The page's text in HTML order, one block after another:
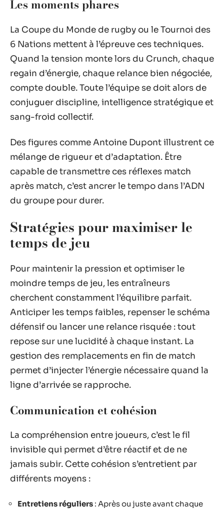
Les moments phares
La Coupe du Monde de rugby ou le Tournoi des
6 Nations mettent à l’épreuve ces techniques.
Quand la tension monte lors du Crunch, chaque
regain d’énergie, chaque relance bien négociée,
compte double. Toute l’équipe se doit alors de
conjuguer discipline, intelligence stratégique et
sang-froid collectif.
Des figures comme Antoine Dupont illustrent ce
mélange de rigueur et d’adaptation. Être
capable de transmettre ces réflexes match
après match, c’est ancrer le tempo dans l’ADN
du groupe pour durer.
Stratégies pour maximiser le
temps de jeu
Pour maintenir la pression et optimiser le
moindre temps de jeu, les entraîneurs
cherchent constamment l’équilibre parfait.
Anticiper les temps faibles, repenser le schéma
défensif ou lancer une relance risquée : tout
repose sur une lucidité à chaque instant. La
gestion des remplacements en fin de match
permet d’injecter l’énergie nécessaire quand la
ligne d’arrivée se rapproche.
Communication et cohésion
La compréhension entre joueurs, c’est le fil
invisible qui permet d’être réactif et de ne
jamais subir. Cette cohésion s’entretient par
différents moyens :
Entretiens réguliers : Après ou juste avant chaque